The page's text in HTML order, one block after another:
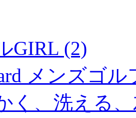
GIRL (2)
メンズゴ
く、洗える